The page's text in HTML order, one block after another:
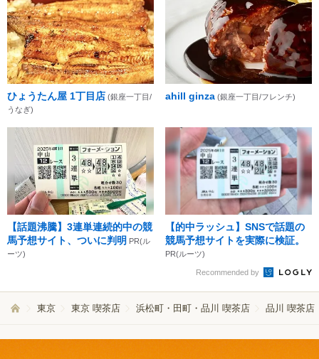
ひょうたん屋 1丁目店 (銀座一丁目/
うなぎ)
ahill ginza (銀座一丁目/フレンチ)
【話題沸騰】3連単連続的中の競
馬予想サイト、ついに判明 PR(ル
ーツ)
【的中ラッシュ】SNSで話題の
競馬予想サイトを実際に検証。
PR(ルーツ)
Recommended by
東京 東京 喫茶店 浜松町・田町・品川 喫茶店 品川 喫茶店